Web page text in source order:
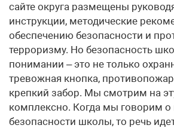
сайте округа размещены
инструкции, методические
обеспечению безопасности и
терроризму. Но безопасность
понимании – это не только
тревожная кнопка,
крепкий забор. Мы смотрим на
комплексно. Когда мы говорим
безопасности школы, то речь